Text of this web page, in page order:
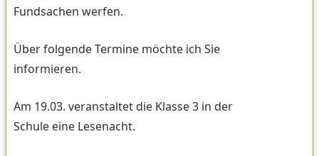
Fundsachen werfen.
Über folgende Termine möchte ich Sie
informieren.
Am 19.03. veranstaltet die Klasse 3 in der
Schule eine Lesenacht.